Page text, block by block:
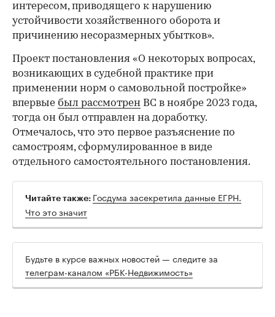
интересом, приводящего к нарушению
устойчивости хозяйственного оборота и
причинению несоразмерных убытков».
Проект постановления «О некоторых вопросах,
возникающих в судебной практике при
применении норм о самовольной постройке»
впервые был рассмотрен ВС в ноябре 2023 года,
тогда он был отправлен на доработку.
Отмечалось, что это первое разъяснение по
самостроям, сформулированное в виде
отдельного самостоятельного постановления.
Читайте также: Госдума засекретила данные ЕГРН.
Что это значит
Будьте в курсе важных новостей — следите за
телеграм-каналом «РБК-Недвижимость»